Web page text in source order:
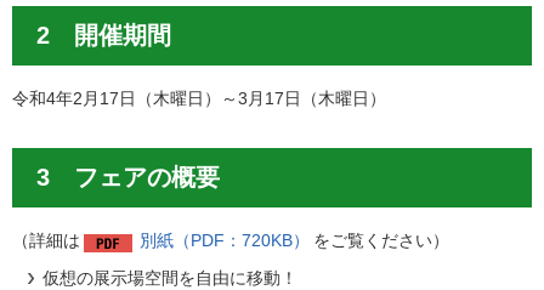
2 開催期間
令和4年2月17日（木曜日）～3月17日（木曜日）
3 フェアの概要
（詳細は 別紙（PDF：720KB）
をご覧ください）
仮想の展示場空間を自由に移動！